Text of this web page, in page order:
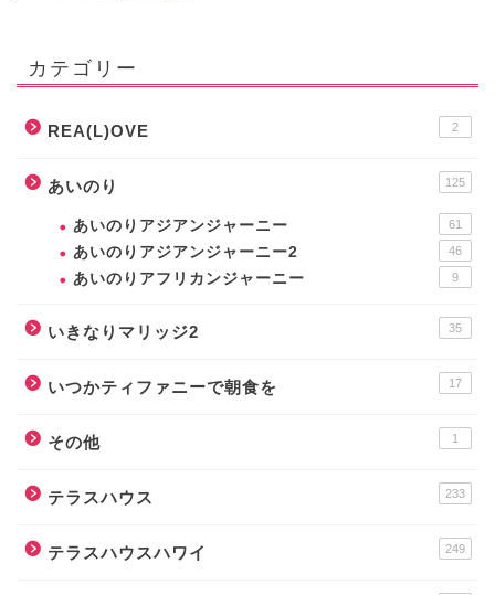
カテゴリー
REA(L)OVE 2
あいのり 125
あいのりアジアンジャーニー 61
あいのりアジアンジャーニー2 46
あいのりアフリカンジャーニー 9
いきなりマリッジ2 35
いつかティファニーで朝食を 17
その他 1
テラスハウス 233
テラスハウスハワイ 249